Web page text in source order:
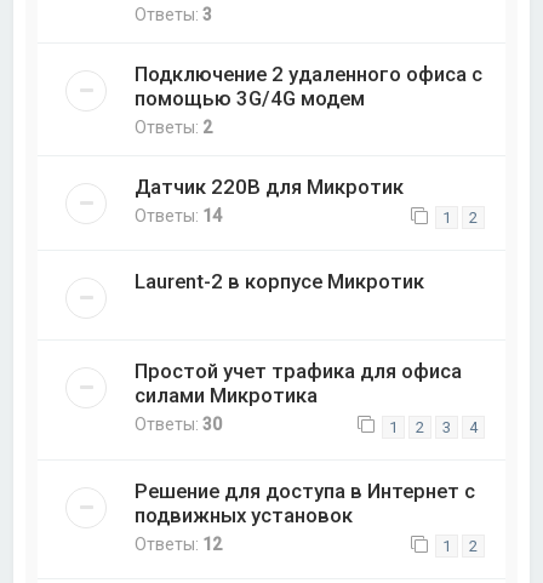
Ответы:3
Подключение 2 удаленного офиса с
помощью 3G/4G модем
Ответы: 2
Датчик 220В для Микротик
Ответы: 14 1 2
Laurent-2 в корпусе Микротик
Простой учет трафика для офиса
силами Микротика
Ответы:30 1 2 3 4
Решение для доступа в Интернет с
подвижных установок
Ответы: 12 1 2